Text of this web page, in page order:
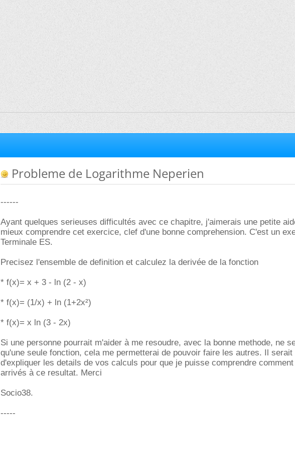
Probleme de Logarithme Neperien
------
Ayant quelques serieuses difficultés avec ce chapitre, j'aimerais une petite
mieux comprendre cet exercice, clef d'une bonne comprehension. C'est un
Terminale ES.
Precisez l'ensemble de definition et calculez la derivée de la fonction
* f(x)= x + 3 - ln (2 - x)
* f(x)= (1/x) + ln (1+2x²)
* f(x)= x ln (3 - 2x)
Si une personne pourrait m'aider à me resoudre, avec la bonne methode, ne
qu'une seule fonction, cela me permetterai de pouvoir faire les autres. Il serait
d'expliquer les details de vos calculs pour que je puisse comprendre
arrivés à ce resultat. Merci
Socio38.
-----